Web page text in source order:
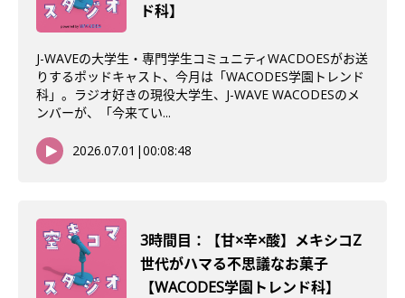
ド科】
J-WAVEの大学生・専門学生コミュニティWACDOESがお送
りするポッドキャスト、今月は「WACODES学園トレンド
科」。ラジオ好きの現役大学生、J-WAVE WACODESのメ
ンバーが、「今来てい...
2026.07.01 |00:08:48
3時間目：【甘×辛×酸】メキシコZ
世代がハマる不思議なお菓子
【WACODES学園トレンド科】